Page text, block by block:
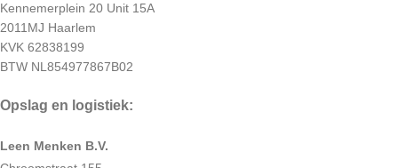
Kennemerplein 20 Unit 15A
2011MJ Haarlem
KVK 62838199
BTW NL854977867B02
Opslag en logistiek:
Leen Menken B.V.